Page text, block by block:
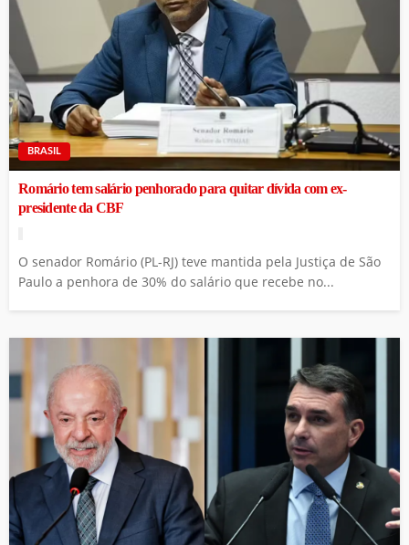
BRASIL
Romário tem salário penhorado para quitar dívida com ex-
presidente da CBF
O senador Romário (PL-RJ) teve mantida pela Justiça de São
Paulo a penhora de 30% do salário que recebe no...